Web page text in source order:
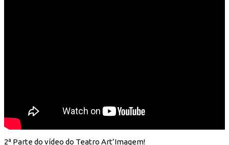
2ª Parte do vídeo do Teatro Art’Imagem!